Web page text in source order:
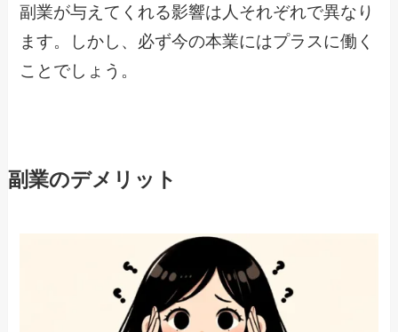
副業が与えてくれる影響は人それぞれで異なり
ます。しかし、必ず今の本業にはプラスに働く
ことでしょう。
副業のデメリット